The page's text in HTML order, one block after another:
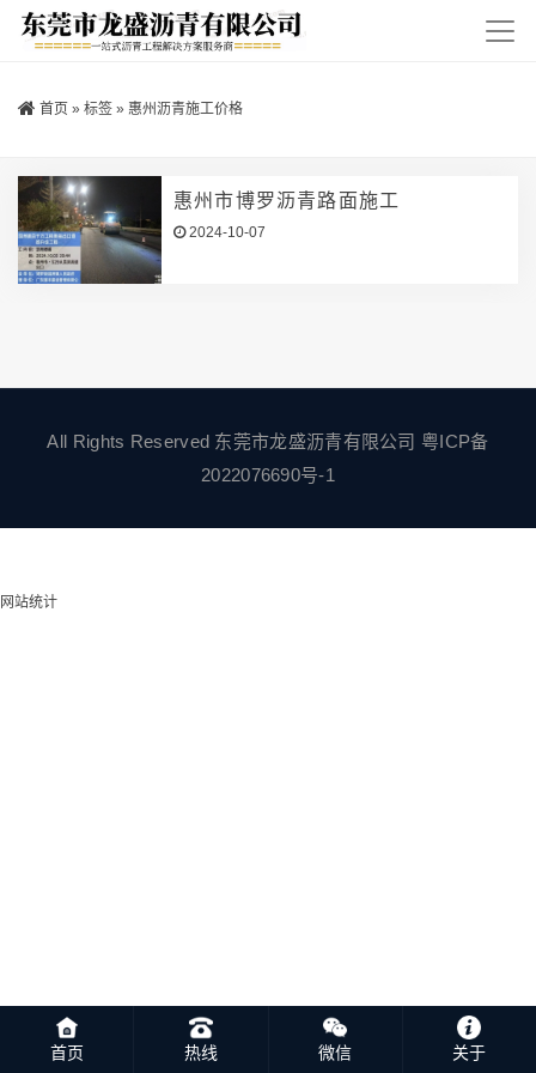
首页 » 标签 » 惠州沥青施工价格
惠州市博罗沥青路面施工
2024-10-07
All Rights Reserved 东莞市龙盛沥青有限公司 粤ICP备
2022076690号-1
首页 热线 微信 关于
网站统计